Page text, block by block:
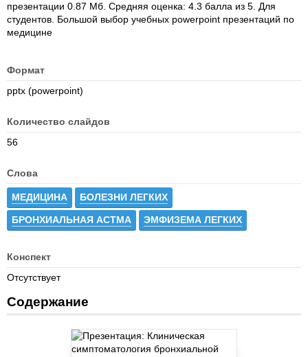
презентации 0.87 Мб. Средняя оценка: 4.3 балла из 5. Для
студентов. Большой выбор учебных powerpoint презентаций по
медицине
Формат
pptx (powerpoint)
Количество слайдов
56
Слова
МЕДИЦИНА БОЛЕЗНИ ЛЕГКИХ
БРОНХИАЛЬНАЯ АСТМА ЭМФИЗЕМА ЛЕГКИХ
Конспект
Отсутствует
Содержание